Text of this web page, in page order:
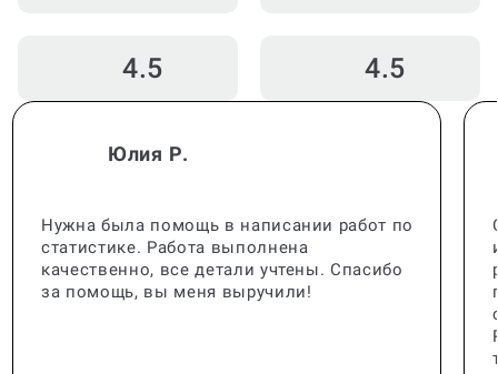
4.5 4.5
Юлия Р.
Нужна была помощь в написании работ по
статистике. Работа выполнена
качественно, все детали учтены. Спасибо
за помощь, вы меня выручили!